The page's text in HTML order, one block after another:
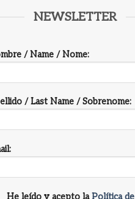
NEWSLETTER
/ Name / Nome:
/ Last Name / Sobrenome:
He leído y acepto laPolítica de